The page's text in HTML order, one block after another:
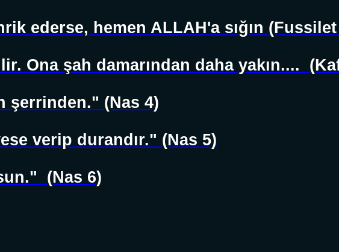
ederse, hemen ALLAH'a sığın (Fussilet
Ona şah damarından daha yakın....
şerrinden." (Nas 4)
verip durandır." (Nas 5)
(Nas 6)